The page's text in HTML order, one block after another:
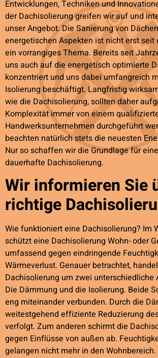
Entwicklungen, Techniken und
der Dachisolierung greifen wir auf und
unser Angebot. Die Sanierung von
energetischen Aspekten ist nicht erst seit
ein vorrangiges Thema. Bereits seit
uns auch auf die energetisch optimierte
konzentriert und uns dabei umfangreich
Isolierung beschäftigt. Langfristig
wie die Dachisolierung, sollten daher
Komplexität immer von einem
Handwerksunternehmen durchgeführt
beachten natürlich stets die neuesten
Nur so schaffen wir die Grundlage für
dauerhafte Dachisolierung.
Wir informieren Sie
richtige
Wie funktioniert eine Dachisolierung? Im
schützt eine Dachisolierung Wohn- oder
umfassend gegen eindringende
Wärmeverlust. Genauer betrachtet,
Dachisolierung um zwei unterschiedliche
Die Dämmung und die Isolierung. Beide
eng miteinander verbunden. Durch die
weitestgehend effiziente Reduzierung
verfolgt. Zum anderen schirmt die
gegen Einflüsse von außen ab.
gelangen nicht mehr in den Wohnbereich.